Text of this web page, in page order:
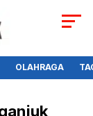
OLAHRAGA